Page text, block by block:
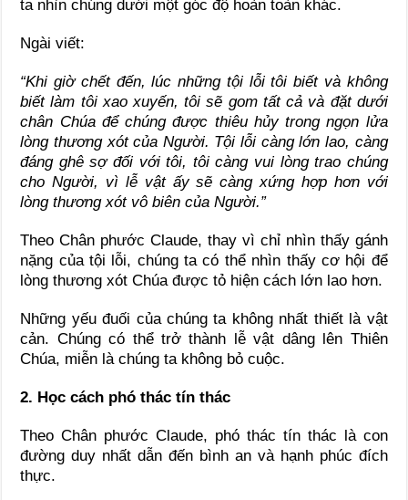
ta nhìn chúng dưới một góc độ hoàn toàn khác.
Ngài viết:
“Khi giờ chết đến, lúc những tội lỗi tôi biết và không
biết làm tôi xao xuyến, tôi sẽ gom tất cả và đặt dưới
chân Chúa để chúng được thiêu hủy trong ngọn lửa
lòng thương xót của Người. Tội lỗi càng lớn lao, càng
đáng ghê sợ đối với tôi, tôi càng vui lòng trao chúng
cho Người, vì lễ vật ấy sẽ càng xứng hợp hơn với
lòng thương xót vô biên của Người.”
Theo Chân phước Claude, thay vì chỉ nhìn thấy gánh
nặng của tội lỗi, chúng ta có thể nhìn thấy cơ hội để
lòng thương xót Chúa được tỏ hiện cách lớn lao hơn.
Những yếu đuối của chúng ta không nhất thiết là vật
cản. Chúng có thể trở thành lễ vật dâng lên Thiên
Chúa, miễn là chúng ta không bỏ cuộc.
2. Học cách phó thác tín thác
Theo Chân phước Claude, phó thác tín thác là con
đường duy nhất dẫn đến bình an và hạnh phúc đích
thực.